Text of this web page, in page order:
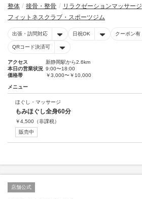
整体 接骨・整骨 リラクゼーションマッサージ
フィットネスクラブ・スポーツジム
出張・訪問対応 日祝OK クーポン有
QRコード決済可
アクセス
新静岡駅から2.6km
本日の営業状況 9:00〜18:00
価格帯
￥3,000〜￥10,000
メニュー
ほぐし・マッサージ
もみほぐし全身60分
￥4,500 （非課税）
販売中
店舗公式